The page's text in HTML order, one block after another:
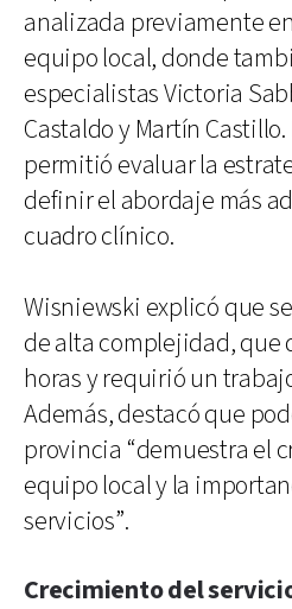
analizada previamente
equipo local, donde
especialistas Victoria
Castaldo y Martín
permitió evaluar la
definir el abordaje más
cuadro clínico.
Wisniewski explicó que
de alta complejidad, que
horas y requirió un
Además, destacó que
provincia “demuestra el
equipo local y la
servicios”.
Crecimiento del